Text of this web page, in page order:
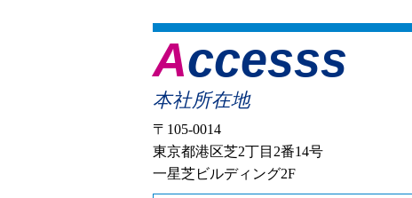
Accesss
本社所在地
〒105-0014
東京都港区芝2丁目2番14号
一星芝ビルディング2F